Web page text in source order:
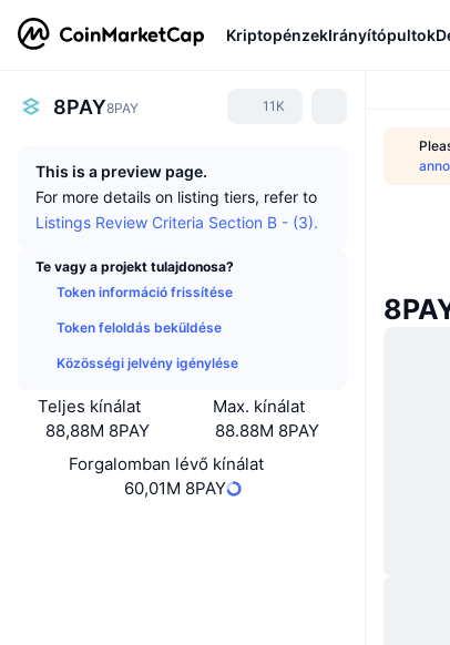
KriptopénzekIrányítópultok
8PAY8PAY 11K
This is a preview page.
For more details on listing tiers, refer to
Listings Review Criteria Section B - (3).
Te vagy a projekt tulajdonosa?
Token információ frissítése
Token feloldás beküldése
Közösségi jelvény igénylése
Teljes kínálat
88,88M 8PAY
Max. kínálat
88.88M 8PAY
Forgalomban lévő kínálat
60,01M 8PAY